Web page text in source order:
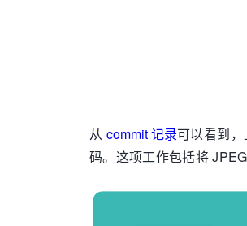
从 commit 记录可以看到
码。这项工作包括将